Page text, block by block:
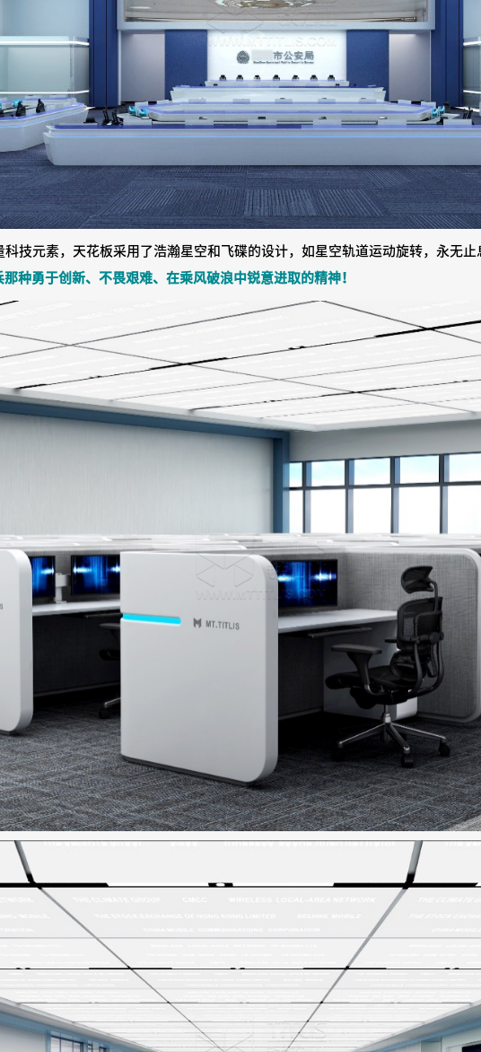
技元素，天花板采用了浩瀚星空和飞碟的设计，如星空轨道运动旋转，永无止
种勇于创新、不畏艰难、在乘风破浪中锐意进取的精神！